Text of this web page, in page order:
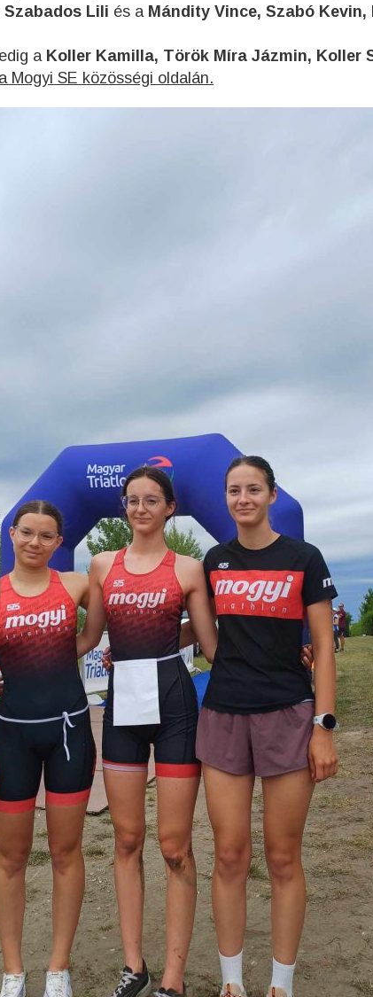
Szabados Lili és a Mándity Vince, Szabó
a Koller Kamilla, Török Míra Jázmin, Koller
Mogyi SE közösségi oldalán.